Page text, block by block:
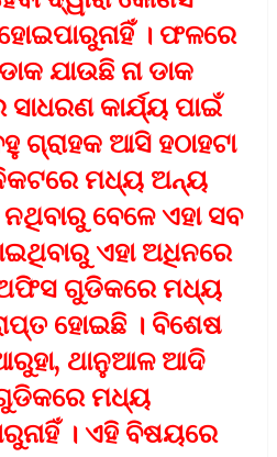
ହୋଇପାରୁନାହିଁ । ଫଳରେ
ଯାଉଛି ନା ଡାକ
କାର୍ଯ୍ୟ ପାଇଁ
ଗ୍ରାହକ ଆସି ହଠାହଟା
ମଧ୍ୟ ଅନ୍ୟ
ବେଳେ ଏହା ସବ
ଏହା ଅଧିନରେ
ଅଫିସ ଗୁଡିକରେ ମଧ୍ୟ
ହୋଇଛି । ବିଶେଷ
ଥାନୁଆଳ ଆଦି
ମଧ୍ୟ
। ଏହି ବିଷୟରେ